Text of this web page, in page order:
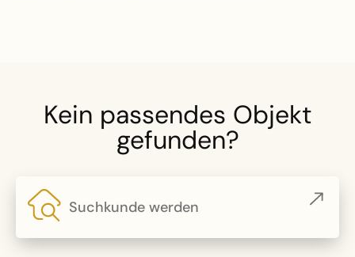
Kein passendes Objekt
gefunden?
Suchkunde werden